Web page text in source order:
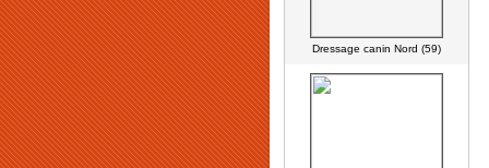
Dressage canin Nord (59)